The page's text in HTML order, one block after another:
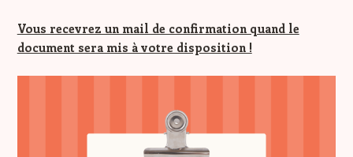
Vous recevrez un mail de confirmation quand le
document sera mis à votre disposition !